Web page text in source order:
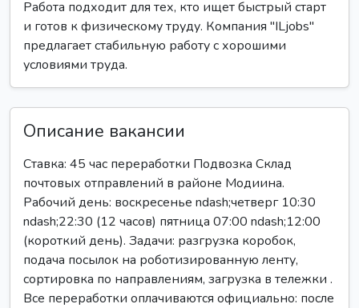
Работа подходит для тех, кто ищет быстрый старт
и готов к физическому труду. Компания "ILjobs"
предлагает стабильную работу с хорошими
условиями труда.
Описание вакансии
Ставка: 45 час переработки Подвозка Склад
почтовых отправлений в районе Модиина.
Рабочий день: воскресенье ndash;четверг 10:30
ndash;22:30 (12 часов) пятница 07:00 ndash;12:00
(короткий день). Задачи: разгрузка коробок,
подача посылок на роботизированную ленту,
сортировка по направлениям, загрузка в тележки .
Все переработки оплачиваются официально: после